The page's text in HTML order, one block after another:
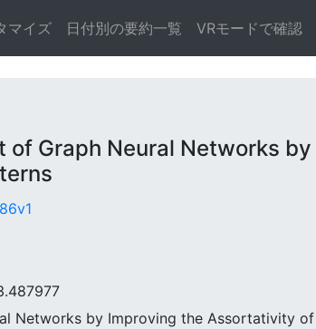
マイズ 日付別の要約一覧 VRモードで確認
of Graph Neural Networks
Networks by Improving the Assortativity